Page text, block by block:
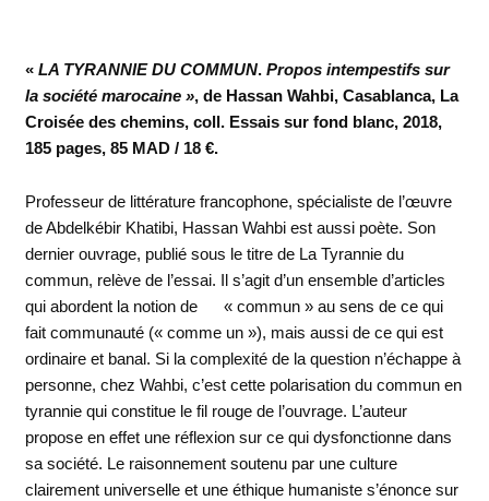
« LA TYRANNIE DU COMMUN. Propos intempestifs sur
la société marocaine », de Hassan Wahbi, Casablanca, La
Croisée des chemins, coll. Essais sur fond blanc, 2018,
185 pages, 85 MAD / 18 €.
Professeur de littérature francophone, spécialiste de l’œuvre
de Abdelkébir Khatibi, Hassan Wahbi est aussi poète. Son
dernier ouvrage, publié sous le titre de La Tyrannie du
commun, relève de l’essai. Il s’agit d’un ensemble d’articles
qui abordent la notion de « commun » au sens de ce qui
fait communauté (« comme un »), mais aussi de ce qui est
ordinaire et banal. Si la complexité de la question n’échappe à
personne, chez Wahbi, c’est cette polarisation du commun en
tyrannie qui constitue le fil rouge de l’ouvrage. L’auteur
propose en effet une réflexion sur ce qui dysfonctionne dans
sa société. Le raisonnement soutenu par une culture
clairement universelle et une éthique humaniste s’énonce sur